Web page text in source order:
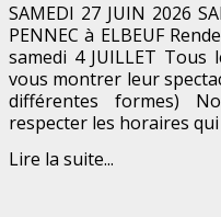
SAMEDI 27 JUIN 2026
PENNEC à ELBEUF
samedi 4 JUILLET
vous montrer leur
différentes formes)
respecter les horaires
Lire la suite...